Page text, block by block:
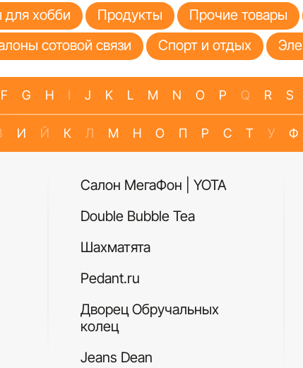
для хобби Продукты Прочие товары
сотовой связи Спорт и отдых
F G H I J K L M N O P Q R S
И Й К Л М Н О П Р С Т У Ф
Салон МегаФон | YOTA
Double Bubble Tea
Шахматята
Pedant.ru
Дворец Обручальных
колец
Jeans Dean